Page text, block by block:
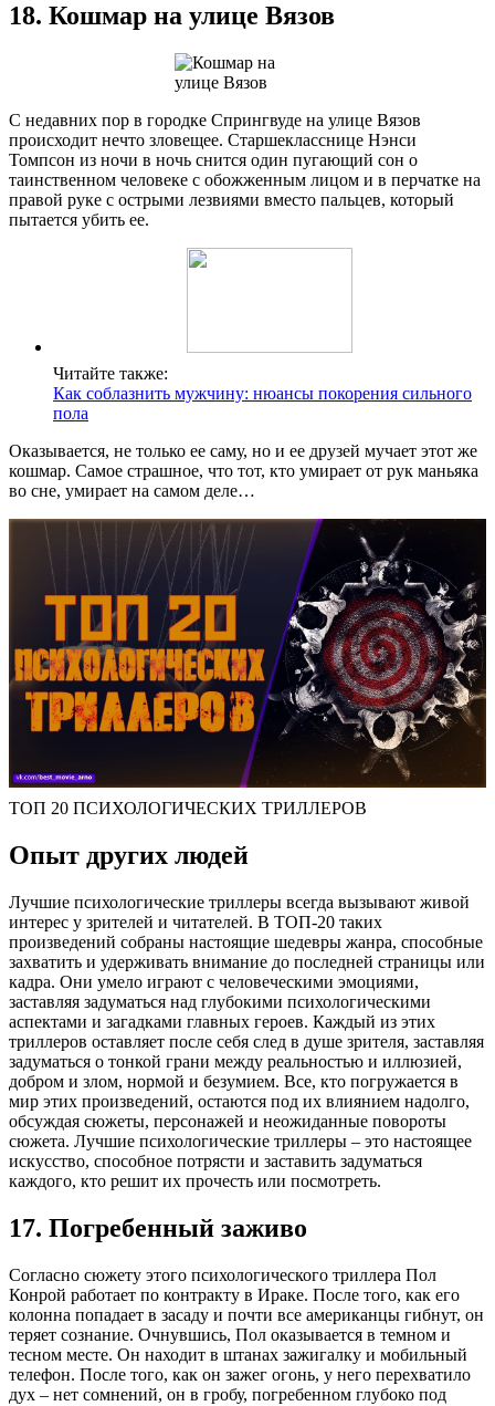
18. Кошмар на улице Вязов
С недавних пор в городке Спрингвуде на улице Вязов
происходит нечто зловещее. Старшекласснице Нэнси
Томпсон из ночи в ночь снится один пугающий сон о
таинственном человеке с обожженным лицом и в перчатке на
правой руке с острыми лезвиями вместо пальцев, который
пытается убить ее.
Читайте также:
Как соблазнить мужчину: нюансы покорения сильного
пола
Оказывается, не только ее саму, но и ее друзей мучает этот же
кошмар. Самое страшное, что тот, кто умирает от рук маньяка
во сне, умирает на самом деле…
ТОП 20 ПСИХОЛОГИЧЕСКИХ ТРИЛЛЕРОВ
Опыт других людей
Лучшие психологические триллеры всегда вызывают живой
интерес у зрителей и читателей. В ТОП-20 таких
произведений собраны настоящие шедевры жанра, способные
захватить и удерживать внимание до последней страницы или
кадра. Они умело играют с человеческими эмоциями,
заставляя задуматься над глубокими психологическими
аспектами и загадками главных героев. Каждый из этих
триллеров оставляет после себя след в душе зрителя, заставляя
задуматься о тонкой грани между реальностью и иллюзией,
добром и злом, нормой и безумием. Все, кто погружается в
мир этих произведений, остаются под их влиянием надолго,
обсуждая сюжеты, персонажей и неожиданные повороты
сюжета. Лучшие психологические триллеры – это настоящее
искусство, способное потрясти и заставить задуматься
каждого, кто решит их прочесть или посмотреть.
17. Погребенный заживо
Согласно сюжету этого психологического триллера Пол
Конрой работает по контракту в Ираке. После того, как его
колонна попадает в засаду и почти все американцы гибнут, он
теряет сознание. Очнувшись, Пол оказывается в темном и
тесном месте. Он находит в штанах зажигалку и мобильный
телефон. После того, как он зажег огонь, у него перехватило
дух – нет сомнений, он в гробу, погребенном глубоко под